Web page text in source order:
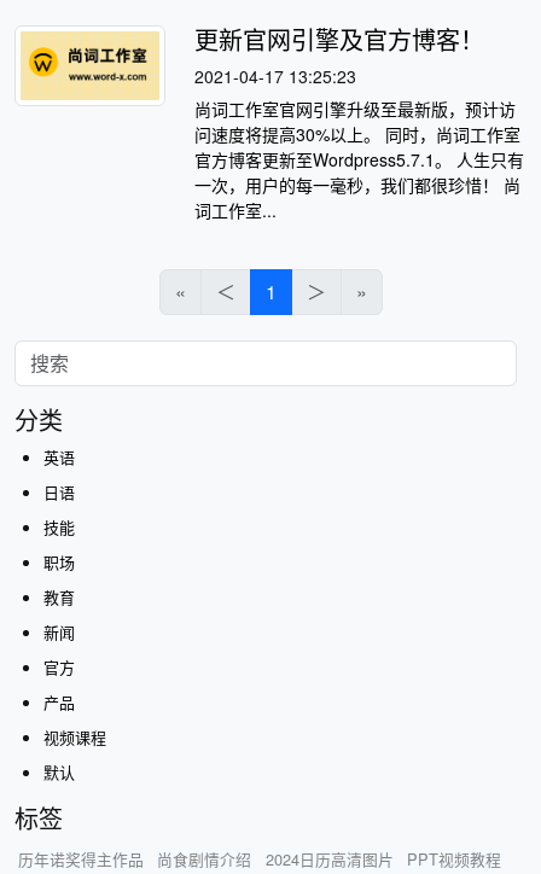
更新官网引擎及官方博客！
2021-04-17 13:25:23
尚词工作室官网引擎升级至最新版，预计访
问速度将提高30%以上。 同时，尚词工作室
官方博客更新至Wordpress5.7.1。 人生只有
一次，用户的每一毫秒，我们都很珍惜！ 尚
词工作室...
« ＜ 1 ＞ »
分类
英语
日语
技能
职场
教育
新闻
官方
产品
视频课程
默认
标签
历年诺奖得主作品 尚食剧情介绍 2024日历高清图片 PPT视频教程